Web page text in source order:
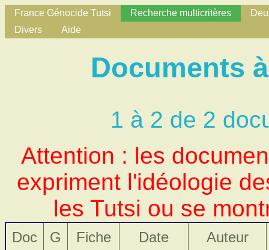
France Génocide Tutsi Recherche multicritères
Divers
Aide
Documents
1 à 2 de 2
Attention : les
expriment l'idéologie
les Tutsi ou se
Doc G Fiche Date Auteur